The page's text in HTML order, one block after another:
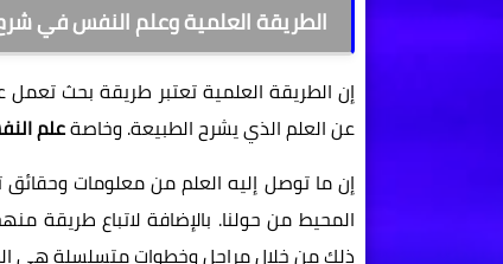
الطريقة العلمية وعلم النفس في
إن الطريقة العلمية تعتبر طريقة بحث تعمل
عن العلم الذي يشرح الطبيعة. وخاصةعلم
إن ما توصل إليه العلم من معلومات
المحيط من حولنا. بالإضافة لاتباع طريقة
ذلك من خلال مراحل وخطوات متسلسلة هي